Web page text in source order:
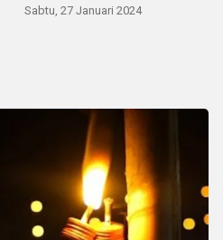
Sabtu, 27 Januari 2024